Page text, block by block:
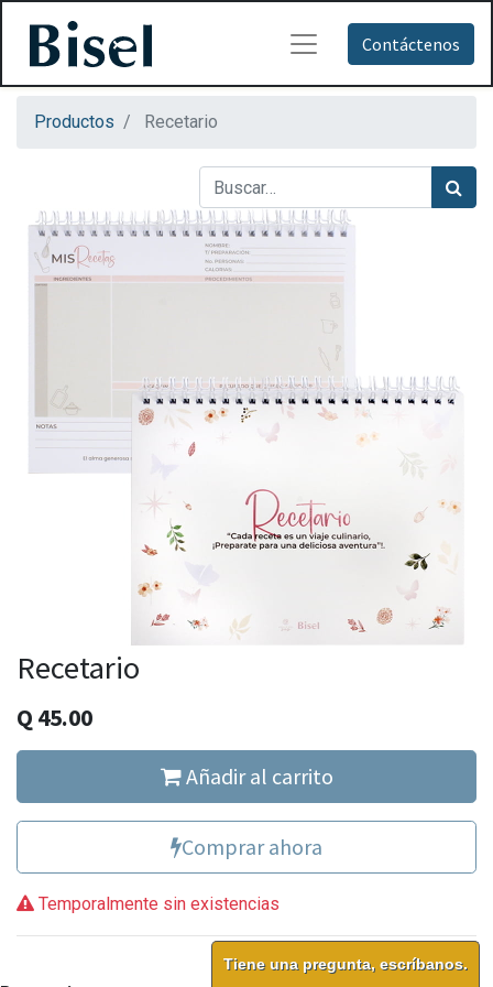
Contáctenos
Productos Recetario
Recetario
Q 45.00
Añadir al carrito
Comprar ahora
Temporalmente sin existencias
Tiene una pregunta, escríbanos.